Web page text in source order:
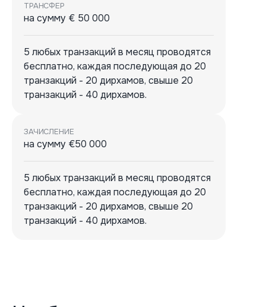
ТРАНСФЕР
на сумму € 50 000
5 любых транзакций в месяц проводятся
бесплатно, каждая последующая до 20
транзакций - 20 дирхамов, свыше 20
транзакций - 40 дирхамов.
ЗАЧИСЛЕНИЕ
на сумму €50 000
5 любых транзакций в месяц проводятся
бесплатно, каждая последующая до 20
транзакций - 20 дирхамов, свыше 20
транзакций - 40 дирхамов.